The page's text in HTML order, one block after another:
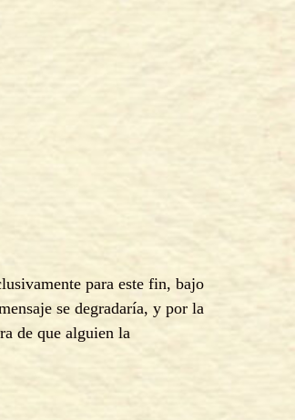
para este fin, bajo
se degradaría, y por la
de que alguien la